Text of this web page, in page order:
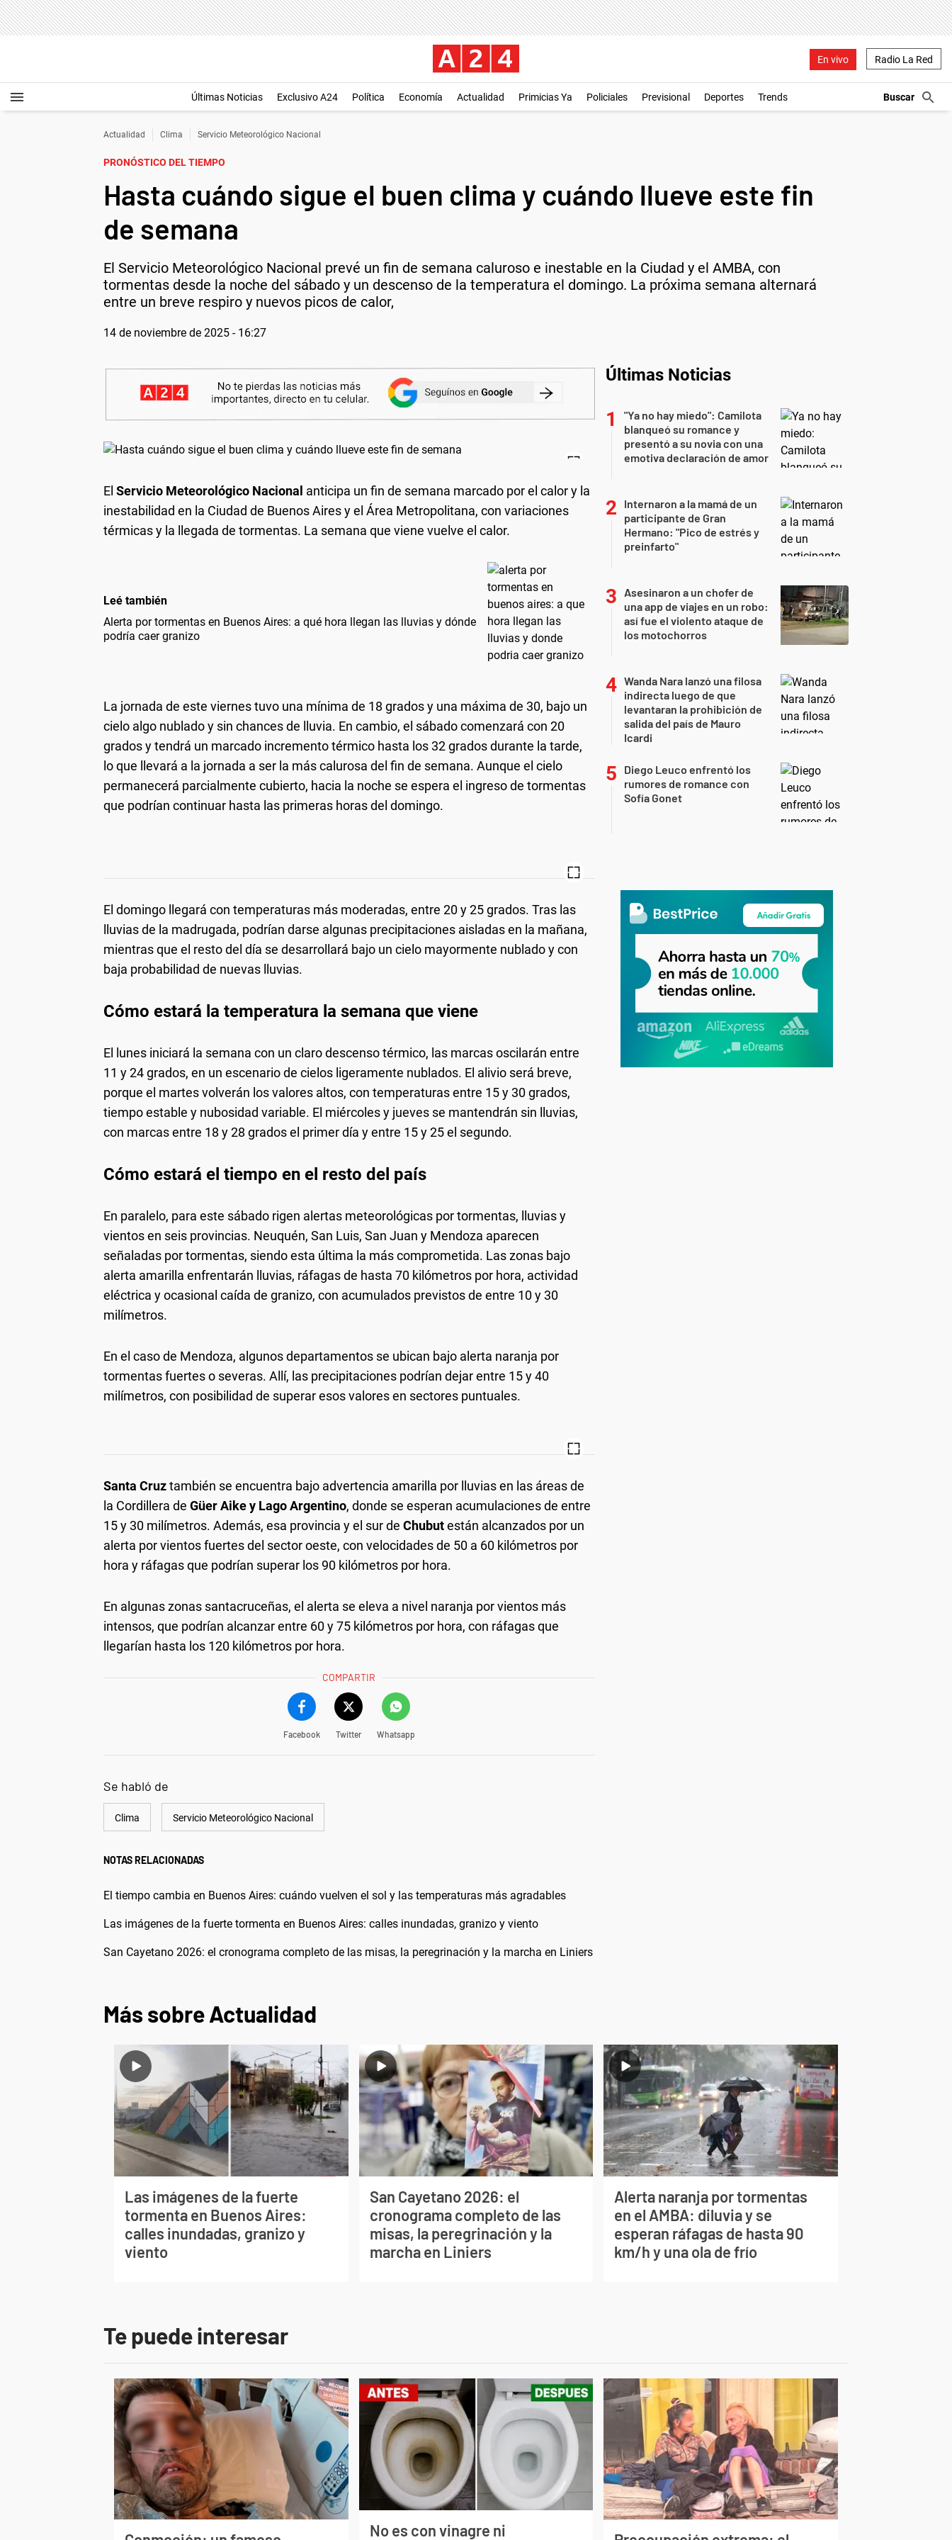
En vivo Radio La Red
Últimas Noticias Exclusivo A24 Política Economía Actualidad Primicias Ya Policiales Previsional Deportes Trends
Actualidad Clima Servicio Meteorológico Nacional
PRONÓSTICO DEL TIEMPO
Hasta cuándo sigue el buen clima y cuándo llueve este fin
de semana
El Servicio Meteorológico Nacional prevé un fin de semana caluroso e inestable en la Ciudad y el AMBA, con
tormentas desde la noche del sábado y un descenso de la temperatura el domingo. La próxima semana alternará
entre un breve respiro y nuevos picos de calor,
14 de noviembre de 2025 - 16:27
El Servicio Meteorológico Nacional anticipa un fin de semana marcado por el calor y la
inestabilidad en la Ciudad de Buenos Aires y el Área Metropolitana, con variaciones
térmicas y la llegada de tormentas. La semana que viene vuelve el calor.
Leé también
Alerta por tormentas en Buenos Aires: a qué hora llegan las lluvias y dónde
podría caer granizo
La jornada de este viernes tuvo una mínima de 18 grados y una máxima de 30, bajo un
cielo algo nublado y sin chances de lluvia. En cambio, el sábado comenzará con 20
grados y tendrá un marcado incremento térmico hasta los 32 grados durante la tarde,
lo que llevará a la jornada a ser la más calurosa del fin de semana. Aunque el cielo
permanecerá parcialmente cubierto, hacia la noche se espera el ingreso de tormentas
que podrían continuar hasta las primeras horas del domingo.
El domingo llegará con temperaturas más moderadas, entre 20 y 25 grados. Tras las
lluvias de la madrugada, podrían darse algunas precipitaciones aisladas en la mañana,
mientras que el resto del día se desarrollará bajo un cielo mayormente nublado y con
baja probabilidad de nuevas lluvias.
Cómo estará la temperatura la semana que viene
El lunes iniciará la semana con un claro descenso térmico, las marcas oscilarán entre
11 y 24 grados, en un escenario de cielos ligeramente nublados. El alivio será breve,
porque el martes volverán los valores altos, con temperaturas entre 15 y 30 grados,
tiempo estable y nubosidad variable. El miércoles y jueves se mantendrán sin lluvias,
con marcas entre 18 y 28 grados el primer día y entre 15 y 25 el segundo.
Cómo estará el tiempo en el resto del país
En paralelo, para este sábado rigen alertas meteorológicas por tormentas, lluvias y
vientos en seis provincias. Neuquén, San Luis, San Juan y Mendoza aparecen
señaladas por tormentas, siendo esta última la más comprometida. Las zonas bajo
alerta amarilla enfrentarán lluvias, ráfagas de hasta 70 kilómetros por hora, actividad
eléctrica y ocasional caída de granizo, con acumulados previstos de entre 10 y 30
milímetros.
En el caso de Mendoza, algunos departamentos se ubican bajo alerta naranja por
tormentas fuertes o severas. Allí, las precipitaciones podrían dejar entre 15 y 40
milímetros, con posibilidad de superar esos valores en sectores puntuales.
Santa Cruztambién se encuentra bajo advertencia amarilla por lluvias en las áreas de
la Cordillera de Güer Aike y Lago Argentino, donde se esperan acumulaciones de entre
15 y 30 milímetros. Además, esa provincia y el sur de Chubutestán alcanzados por un
alerta por vientos fuertes del sector oeste, con velocidades de 50 a 60 kilómetros por
hora y ráfagas que podrían superar los 90 kilómetros por hora.
En algunas zonas santacruceñas, el alerta se eleva a nivel naranja por vientos más
intensos, que podrían alcanzar entre 60 y 75 kilómetros por hora, con ráfagas que
llegarían hasta los 120 kilómetros por hora.
COMPARTIR
Facebook Twitter Whatsapp
Se habló de
Clima Servicio Meteorológico Nacional
NOTAS RELACIONADAS
El tiempo cambia en Buenos Aires: cuándo vuelven el sol y las temperaturas más agradables
Las imágenes de la fuerte tormenta en Buenos Aires: calles inundadas, granizo y viento
San Cayetano 2026: el cronograma completo de las misas, la peregrinación y la marcha en Liniers
Últimas Noticias
"Ya no hay miedo": Camilota
blanqueó su romance y
presentó a su novia con una
emotiva declaración de amor
Internaron a la mamá de un
participante de Gran
Hermano: "Pico de estrés y
preinfarto"
Asesinaron a un chofer de
una app de viajes en un robo:
así fue el violento ataque de
los motochorros
Wanda Nara lanzó una filosa
indirecta luego de que
levantaran la prohibición de
salida del país de Mauro
Icardi
Diego Leuco enfrentó los
rumores de romance con
Sofía Gonet
Más sobre Actualidad
Las imágenes de la fuerte
tormenta en Buenos Aires:
calles inundadas, granizo y
viento
San Cayetano 2026: el
cronograma completo de las
misas, la peregrinación y la
marcha en Liniers
Alerta naranja por tormentas
en el AMBA: diluvia y se
esperan ráfagas de hasta 90
km/h y una ola de frío
Te puede interesar
No es con vinagre ni